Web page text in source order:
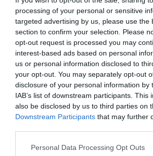
processing of your personal or sensitive
targeted advertising by us, please use the
section to confirm your selection. Please
opt-out request is processed you may
interest-based ads based on personal
us or personal information disclosed to
your opt-out. You may separately opt-out
disclosure of your personal information by
IAB’s list of downstream participants. This
also be disclosed by us to third parties on
Downstream Participants that may further
Personal Data Processing Opt Outs
Frequent Flyera commenté :
22
Question interressante en effet.
Mais le CS Series/A220 n’a que du
soute avec une possibilité de
aux extremités.
Aucun système de rails pour